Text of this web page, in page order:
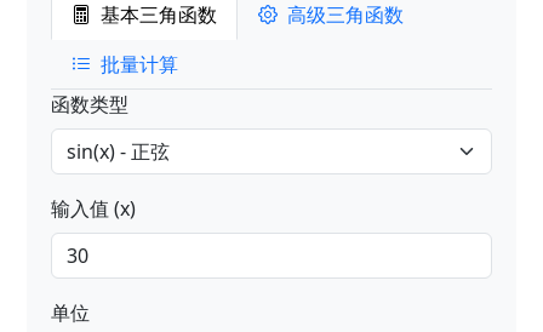
基本三角函数
高级三角函数
批量计算
函数类型
输入值 (x)
单位